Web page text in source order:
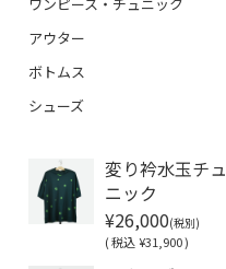
ワンピース・チュニック
アウター
ボトムス
シューズ
変り衿水玉チュ
ニック
¥26,000(税別)
(税込¥31,900 )